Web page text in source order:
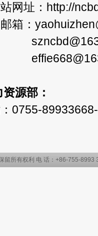
网址：http://
箱：yaohuizhen
资源部：
0755-
留所有权利 电 话：+86-755-8993